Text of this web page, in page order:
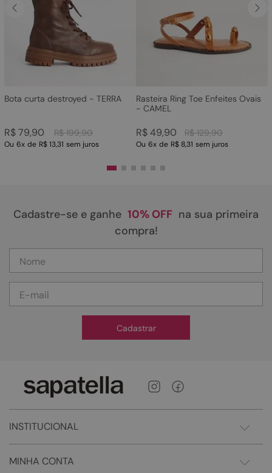
Bota curta destroyed - TERRA
R$ 199,90
R$79,90
Ou 6x de R$ 13,31 sem juros
Rasteira Ring Toe Enfeites Ovais
- CAMEL
R$ 129,90
R$49,90
Ou 6x de R$ 8,31 sem juros
Cadastre-se e ganhe 10% OFF na sua primeira
compra!
Cadastrar
INSTITUCIONAL
MINHA CONTA